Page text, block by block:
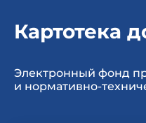
Картотека
Электронный фонд
и нормативно-